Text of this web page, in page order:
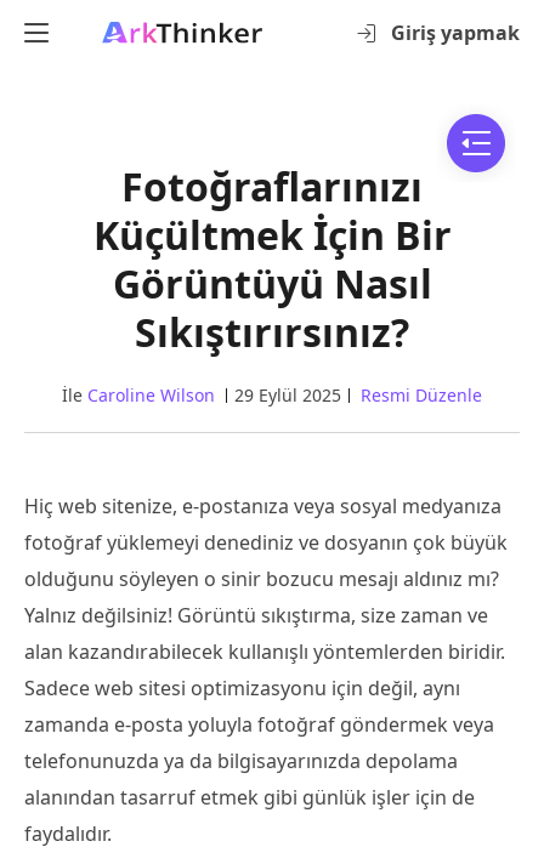
Giriş yapmak
Fotoğraflarınızı
Küçültmek İçin Bir
Görüntüyü Nasıl
Sıkıştırırsınız?
İle Caroline Wilson 29 Eylül 2025 Resmi Düzenle
Hiç web sitenize, e-postanıza veya sosyal medyanıza
fotoğraf yüklemeyi denediniz ve dosyanın çok büyük
olduğunu söyleyen o sinir bozucu mesajı aldınız mı?
Yalnız değilsiniz! Görüntü sıkıştırma, size zaman ve
alan kazandırabilecek kullanışlı yöntemlerden biridir.
Sadece web sitesi optimizasyonu için değil, aynı
zamanda e-posta yoluyla fotoğraf göndermek veya
telefonunuzda ya da bilgisayarınızda depolama
alanından tasarruf etmek gibi günlük işler için de
faydalıdır.